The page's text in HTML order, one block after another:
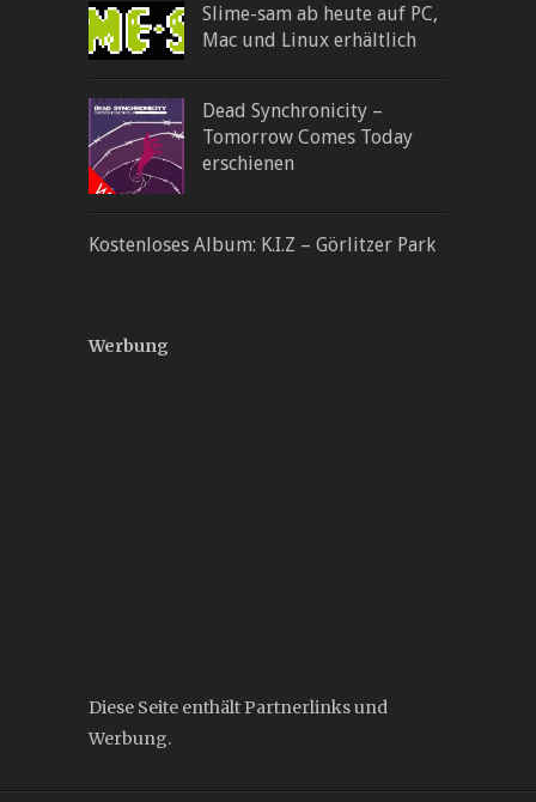
Slime-sam ab heute auf PC,
Mac und Linux erhältlich
Dead Synchronicity –
Tomorrow Comes Today
erschienen
Kostenloses Album: K.I.Z – Görlitzer Park
Werbung
Diese Seite enthält Partnerlinks und
Werbung.